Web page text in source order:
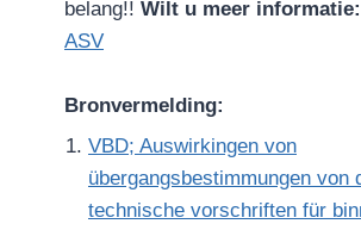
belang!! Wilt u meer informatie:
ASV
Bronvermelding:
VBD; Auswirkingen von
übergangsbestimmungen von
technische vorschriften für